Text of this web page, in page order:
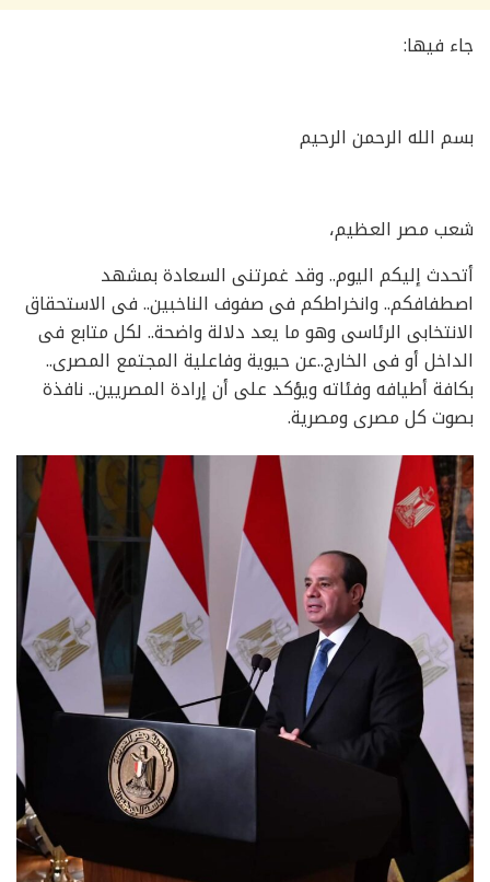
جاء فيها:
بسم الله الرحمن الرحيم
شعب مصر العظيم،
أتحدث إليكم اليوم.. وقد غمرتنى السعادة بمشهد
اصطفافكم.. وانخراطكم فى صفوف الناخبين.. فى الاستحقاق
الانتخابى الرئاسى وهو ما يعد دلالة واضحة.. لكل متابع فى
الداخل أو فى الخارج..عن حيوية وفاعلية المجتمع المصرى..
بكافة أطيافه وفئاته ويؤكد على أن إرادة المصريين.. نافذة
بصوت كل مصرى ومصرية.